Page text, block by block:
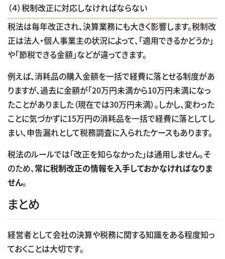
（４）税制改正に対応しなければならない
税法は毎年改正され、決算業務にも大きく影響します。税制改
正は法人・個人事業主の状況によって、「適用できるかどうか」
や「節税できる金額」などが違ってきます。
例えば、消耗品の購入金額を一括で経費に落とせる制度があ
りますが、過去に金額が「20万円未満から10万円未満になっ
たことがありました（現在では30万円未満）。しかし、変わった
ことに気づかずに15万円の消耗品を一括で経費に落としてし
まい、申告漏れとして税務調査に入られたケースもあります。
税法のルールでは「改正を知らなかった」は通用しません。そ
のため、常に税制改正の情報を入手しておかなければなりま
せん。
まとめ
経営者として会社の決算や税務に関する知識をある程度知っ
ておくことは大切です。